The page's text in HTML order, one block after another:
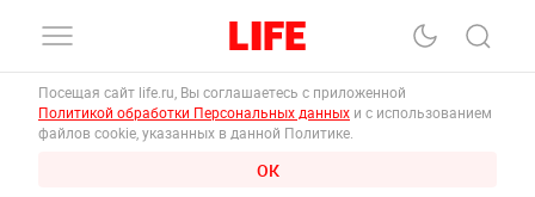
Посещая сайт life.ru, Вы соглашаетесь с приложенной
Политикой обработки Персональных данных и с использованием
файлов cookie, указанных в данной Политике.
ОК